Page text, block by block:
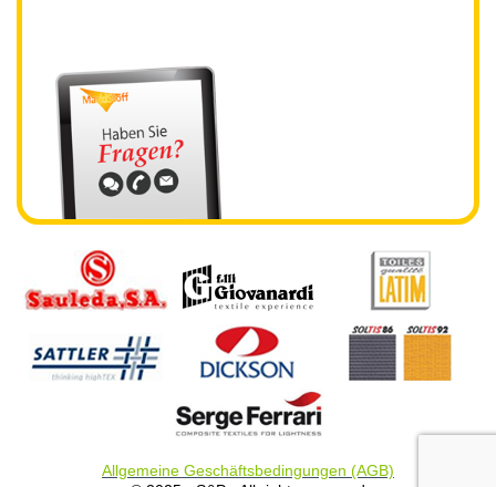
Allgemeine Geschäftsbedingungen (AGB)